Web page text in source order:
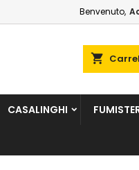
Benvenuto,
shopping_cart
CASALINGHI